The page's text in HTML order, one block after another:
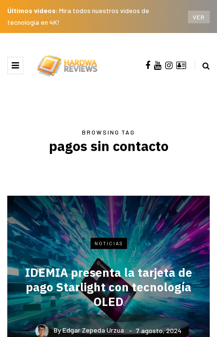
Últimos videos: Mira todos nuestros videos de
tecnología en 4K!
VER
BROWSING TAG
pagos sin contacto
NOTICIAS
IDEMIA presenta la tarjeta de
pago Starlight con tecnología
OLED
ByEdgar Zepeda Urzua 7 agosto, 2024